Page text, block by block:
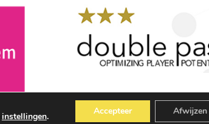
instellingen. Accepteer Afwijzen